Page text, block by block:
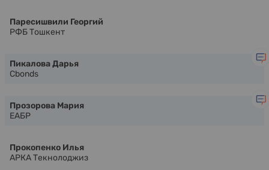
Паресишвили Георгий
РФБ Тошкент
Пикалова Дарья
Cbonds
Прозорова Мария
ЕАБР
Прокопенко Илья
АРКА Текнолоджиз